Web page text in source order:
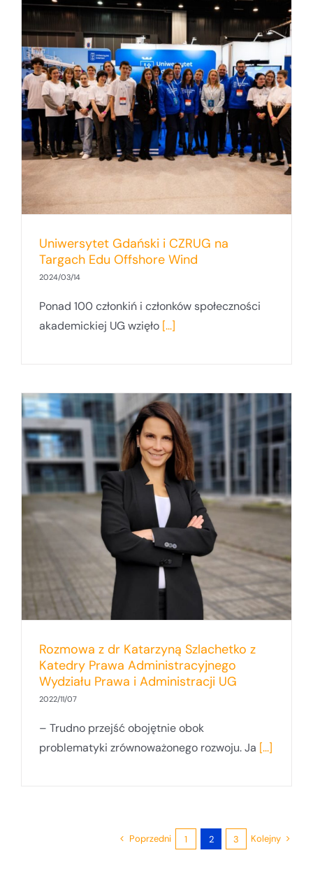
Uniwersytet Gdański i CZRUG na
Targach Edu Offshore Wind
2024/03/14
Ponad 100 członkiń i członków społeczności
akademickiej UG wzięło [...]
Rozmowa z dr Katarzyną Szlachetko z
Katedry Prawa Administracyjnego
Wydziału Prawa i Administracji UG
2022/11/07
– Trudno przejść obojętnie obok
problematyki zrównoważonego rozwoju. Ja [...]
Poprzedni 1 2 3 Kolejny